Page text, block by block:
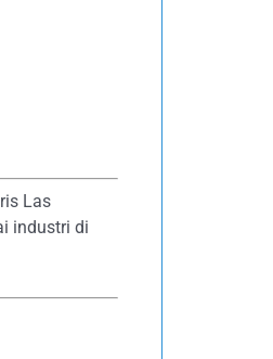
Las
industri di